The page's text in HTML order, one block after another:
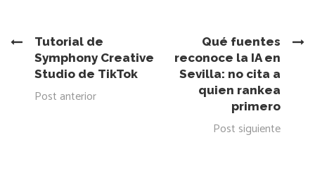
Tutorial de
Symphony Creative
Studio de TikTok
Post anterior
Qué fuentes
reconoce la IA en
Sevilla: no cita a
quien rankea
primero
Post siguiente